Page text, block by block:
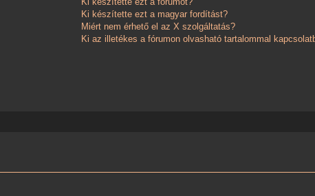
Ki készítette ezt a magyar fordítást?
Miért nem érhető el az X szolgáltatás?
Ki az illetékes a fórumon olvasható tartalommal